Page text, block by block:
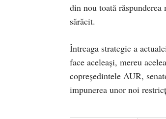
din nou toată
sărăcit.
Întreaga strategie a
face aceleași, mereu
copreședintele AUR,
impunerea unor noi